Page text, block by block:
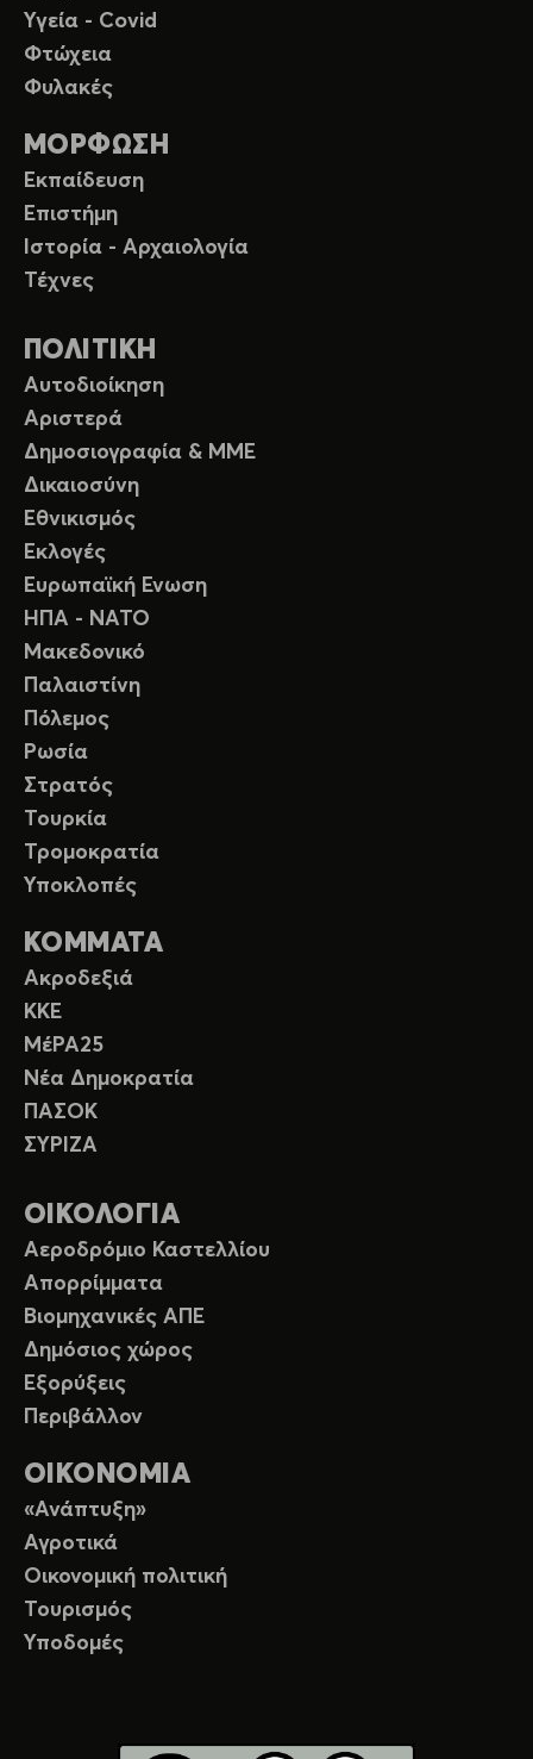
Υγεία - Covid
Φτώχεια
Φυλακές
ΜΟΡΦΩΣΗ
Εκπαίδευση
Επιστήμη
Ιστορία - Αρχαιολογία
Τέχνες
ΠΟΛΙΤΙΚΗ
Αυτοδιοίκηση
Αριστερά
Δημοσιογραφία & ΜΜΕ
Δικαιοσύνη
Εθνικισμός
Εκλογές
Ευρωπαϊκή Ενωση
ΗΠΑ - ΝΑΤΟ
Μακεδονικό
Παλαιστίνη
Πόλεμος
Ρωσία
Στρατός
Τουρκία
Τρομοκρατία
Υποκλοπές
ΚΟΜΜΑΤΑ
Ακροδεξιά
ΚΚΕ
ΜέΡΑ25
Νέα Δημοκρατία
ΠΑΣΟΚ
ΣΥΡΙΖΑ
ΟΙΚΟΛΟΓΙΑ
Αεροδρόμιο Καστελλίου
Απορρίμματα
Βιομηχανικές ΑΠΕ
Δημόσιος χώρος
Εξορύξεις
Περιβάλλον
ΟΙΚΟΝΟΜΙΑ
«Ανάπτυξη»
Αγροτικά
Οικονομική πολιτική
Τουρισμός
Υποδομές